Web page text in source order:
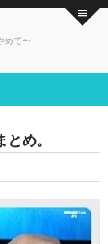
めて〜
め。